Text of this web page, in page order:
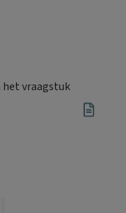
het vraagstuk